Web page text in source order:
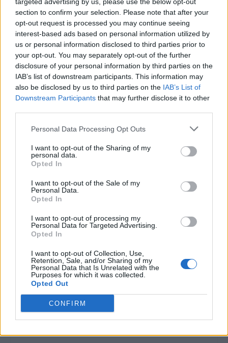
section to confirm your selection. Please note that after your
opt-out request is processed you may continue seeing
interest-based ads based on personal information utilized by
us or personal information disclosed to third parties prior to
your opt-out. You may separately opt-out of the further
disclosure of your personal information by third parties on the
IAB’s list of downstream participants. This information may
also be disclosed by us to third parties on the IAB’s List of
Downstream Participants that may further disclose it to other
Personal Data Processing Opt Outs
I want to opt-out of the Sharing of my
personal data.
Opted In
I want to opt-out of the Sale of my
Personal Data.
Opted In
I want to opt-out of processing my
Personal Data for Targeted Advertising.
Opted In
I want to opt-out of Collection, Use,
Retention, Sale, and/or Sharing of my
Personal Data that Is Unrelated with the
Purposes for which it was collected.
Opted Out
CONFIRM
via dei Martiri,
Maurizio Blini
presenta il romanzo
“Fotogrammi di un
passato”
Alessandria: alle 18
presso la libreria
Mondadori in via
Trotti presentazione
del libro: “Cinque il
Alessandria:…
6 Dicembre 2014
In "Alessandria"
esecuzione di
ordinanza di
carcerazione emessa
dalla Procura della
Repubblica presso il
Tribunale di
Alessandria per
violazione delle
prescrizioni
dell’obbligo di dimora
hanno arrestato il
precedenti di…
23 Febbraio 2013
In "Alessandria"
Alessandria: gli
appuntamenti del fine
settimana con il libri,
carnevale, teatro e
altro
SABATO 28
FEBBRAIO
presso la libreria
Mondadori in via
Trotti concerto di
musica spagnola col
Nastrucci
Alessandria: alle 21
presso il teatro
alessandrino in vai
Verdi “Il comte di
Montecristo”
adattato alla celebre
opera di Dumas.
Alessandria: alle 21…
27 Febbraio 2015
In "Alessandria"
VALUTARE: